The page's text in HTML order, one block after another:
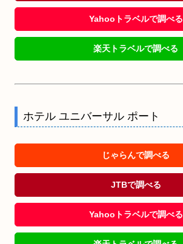
Yahooトラベルで調べる
楽天トラベルで調べる
ホテル ユニバーサル ポート
じゃらんで調べる
JTBで調べる
Yahooトラベルで調べる